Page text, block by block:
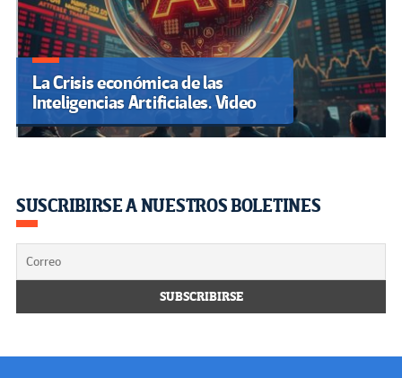
La Crisis económica de las
Inteligencias Artificiales. Video
SUSCRIBIRSE A NUESTROS BOLETINES